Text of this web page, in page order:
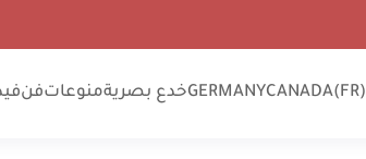
CANADA(FR)
GERMANYخدع بصريةمنوعاتفن